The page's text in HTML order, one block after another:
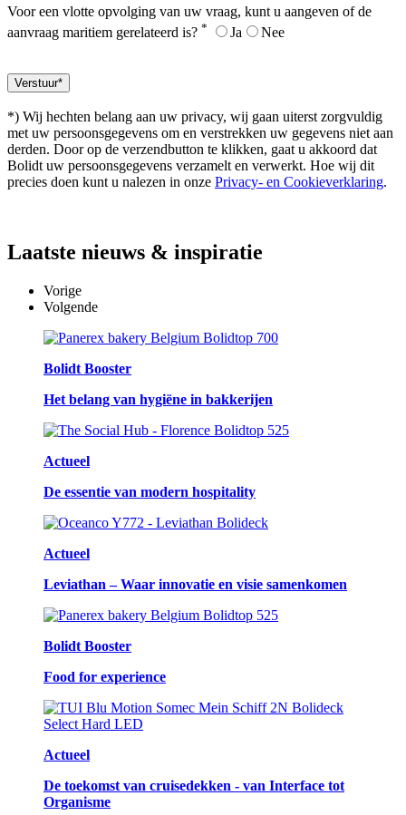
Voor een vlotte opvolging van uw vraag, kunt u aangeven of de
aanvraag maritiem gerelateerd is? * Ja Nee
*) Wij hechten belang aan uw privacy, wij gaan uiterst zorgvuldig
met uw persoonsgegevens om en verstrekken uw gegevens niet aan
derden. Door op de verzendbutton te klikken, gaat u akkoord dat
Bolidt uw persoonsgegevens verzamelt en verwerkt. Hoe wij dit
precies doen kunt u nalezen in onze Privacy- en Cookieverklaring.
Laatste nieuws & inspiratie
Vorige
Volgende
Bolidt Booster
Het belang van hygiëne in bakkerijen
Actueel
De essentie van modern hospitality
Actueel
Leviathan – Waar innovatie en visie samenkomen
Bolidt Booster
Food for experience
Actueel
De toekomst van cruisedekken - van Interface tot
Organisme